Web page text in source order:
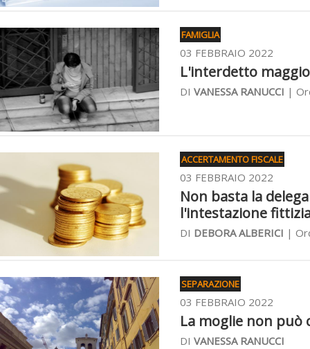
FAMIGLIA
03 FEBBRAIO 2022
L'interdetto
DI VANESSA RANUCCI |
ACCERTAMENTO FISCALE
03 FEBBRAIO 2022
Non basta la
l'intestazione
DI DEBORA ALBERICI |
SEPARAZIONE
03 FEBBRAIO 2022
La moglie non può
DI VANESSA RANUCCI